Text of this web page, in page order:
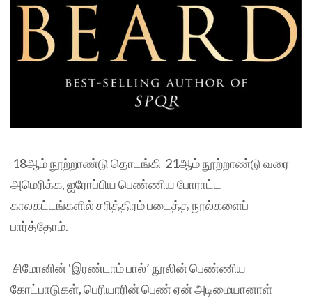
18ஆம் நூற்றாண்டு தொடங்கி 21ஆம் நூற்றாண்டு வரை
அமெரிக்க, ஐரோப்பிய பெண்ணிய போராட்ட
காலகட்டங்களில் சரித்திரம் படைத்த நூல்களைப்
பார்த்தோம்.
சிமோனின் ‘இரண்டாம் பால்’ நூலின் பெண்ணிய
கோட்பாடுகள், பெரியாரின் பெண் ஏன் அடிமையானாள்